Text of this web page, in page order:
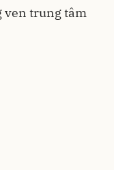
ven trung tâm